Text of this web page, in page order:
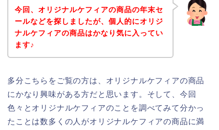
今回、オリジナルケフィアの商品の年末セ
ールなどを探しましたが、個人的にオリジ
ナルケフィアの商品はかなり気に入ってい
ます♪
多分こちらをご覧の方は、オリジナルケフィアの商品
にかなり興味がある方だと思います。そして、今回
色々とオリジナルケフィアのことを調べてみて分かっ
たことは数多くの人がオリジナルケフィアの商品に満